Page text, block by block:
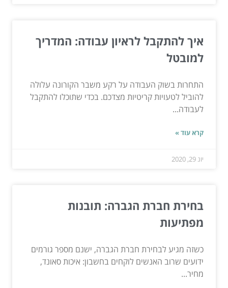
איך להתקבל לראיון עבודה: המדריך
למובטל
התחרות בשוק העבודה על רקע משבר הקורונה עלולה
להוביל לטעויות קריטיות מצדכם. בכדי שתוכלו להתקבל
לעבודה...
קרא עוד »
יונ 29, 2020
בחירת חברת הגברה: תובנות
מפתיעות
כשזה מגיע לבחירת חברת הגברה, ישנם מספר גורמים
ידועים שרוב האנשים לוקחים בחשבון: איכות סאונד,
מחיר...